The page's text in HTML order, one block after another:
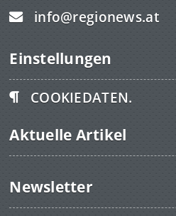
info@regionews.at
Einstellungen
COOKIEDATEN.
Aktuelle Artikel
Newsletter